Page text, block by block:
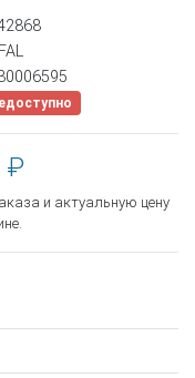
₽
и актуальную цену